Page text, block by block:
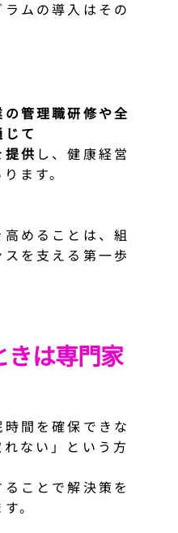
ムの導入はその
の管理職研修や全
て
供 し、健康経営
ます。
めることは、組
を支える第一歩
きは専門家
時間を確保できな
ない」という方
ことで解決策を
。